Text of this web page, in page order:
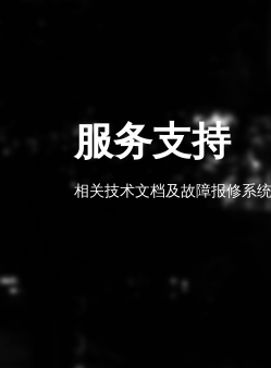
服务支持
相关技术文档及故障报修系统